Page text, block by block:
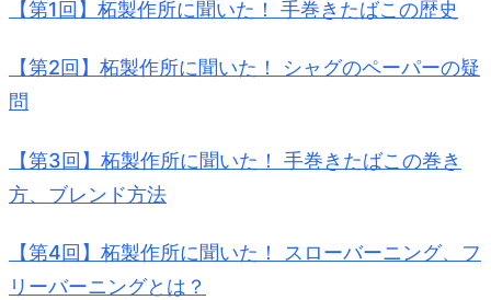
【第1回】柘製作所に聞いた！ 手巻きたばこの歴史
【第2回】柘製作所に聞いた！ シャグのペーパーの疑
問
【第3回】柘製作所に聞いた！ 手巻きたばこの巻き
方、ブレンド方法
【第4回】柘製作所に聞いた！ スローバーニング、フ
リーバーニングとは？